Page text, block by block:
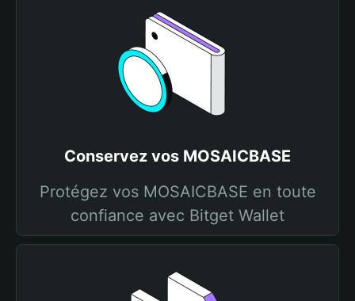
Conservez vos MOSAICBASE
Protégez vos MOSAICBASE en toute
confiance avec Bitget Wallet